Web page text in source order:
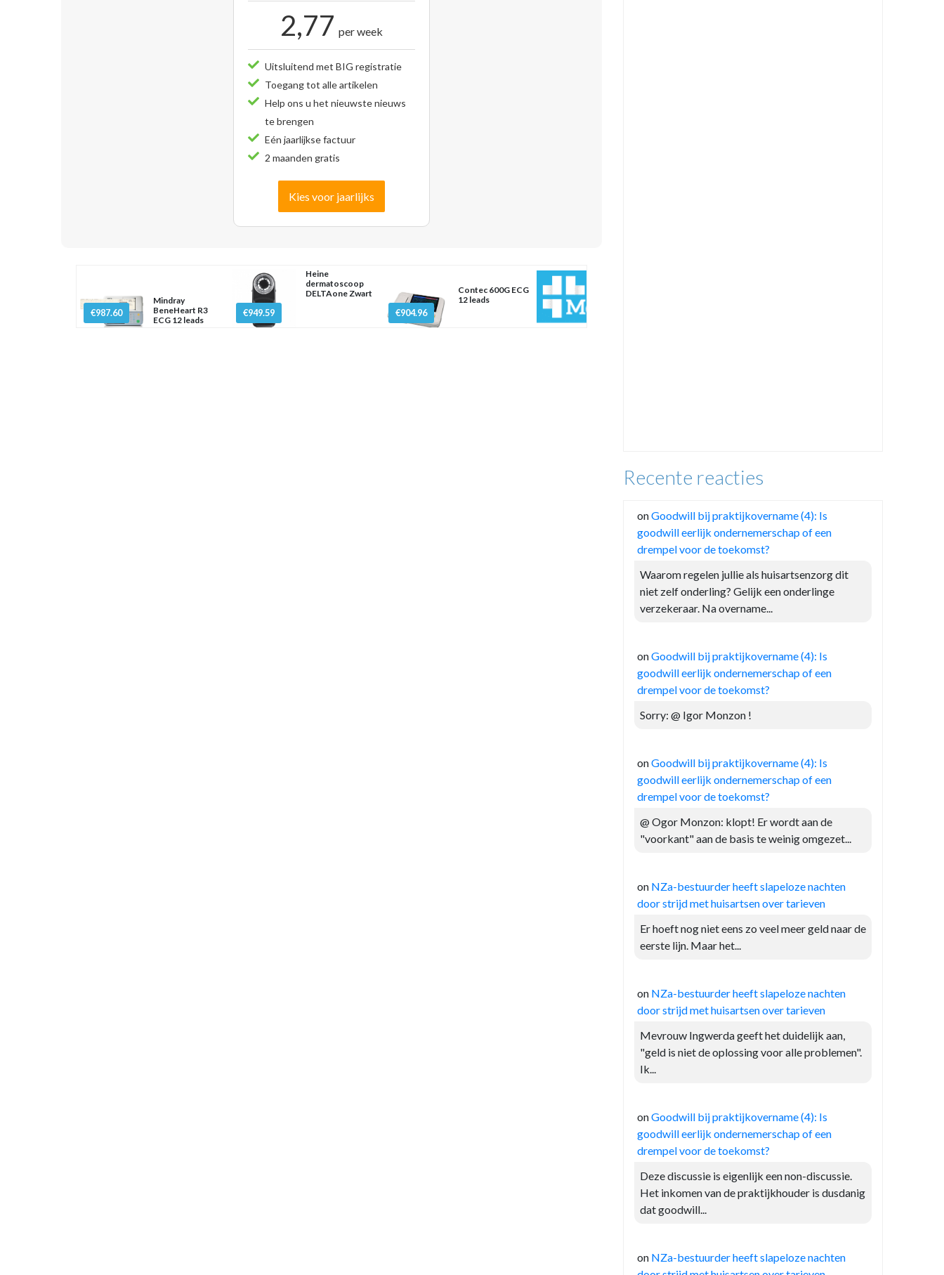
2,77 per week
Uitsluitend met BIG registratie
Toegang tot alle artikelen
Help ons u het nieuwste nieuws
te brengen
Eén jaarlijkse factuur
2 maanden gratis
Kies voor jaarlijks
€987.60
Mindray
BeneHeart R3
ECG 12 leads
€949.59
Heine
dermatoscoop
DELTAone Zwart
€904.96
Contec 600G ECG
12 leads
Recente reacties
onGoodwill bij praktijkovername (4): Is
goodwill eerlijk ondernemerschap of een
drempel voor de toekomst?
Waarom regelen jullie als huisartsenzorg dit
niet zelf onderling? Gelijk een onderlinge
verzekeraar. Na overname...
onGoodwill bij praktijkovername (4): Is
goodwill eerlijk ondernemerschap of een
drempel voor de toekomst?
Sorry: @ Igor Monzon !
onGoodwill bij praktijkovername (4): Is
goodwill eerlijk ondernemerschap of een
drempel voor de toekomst?
@ Ogor Monzon: klopt! Er wordt aan de
"voorkant" aan de basis te weinig omgezet...
on NZa-bestuurder heeft slapeloze nachten
door strijd met huisartsen over tarieven
Er hoeft nog niet eens zo veel meer geld naar de
eerste lijn. Maar het...
on NZa-bestuurder heeft slapeloze nachten
door strijd met huisartsen over tarieven
Mevrouw Ingwerda geeft het duidelijk aan,
"geld is niet de oplossing voor alle problemen".
Ik...
onGoodwill bij praktijkovername (4): Is
goodwill eerlijk ondernemerschap of een
drempel voor de toekomst?
Deze discussie is eigenlijk een non-discussie.
Het inkomen van de praktijkhouder is dusdanig
dat goodwill...
on NZa-bestuurder heeft slapeloze nachten